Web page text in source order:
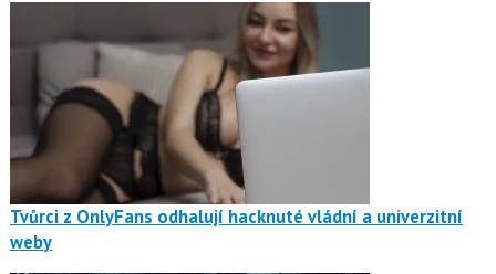
Tvůrci z OnlyFans odhalují hacknuté vládní a univerzitní
weby